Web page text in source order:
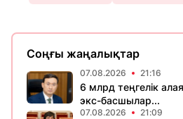
Соңғы жаңалықтар
07.08.2026 21:16
6 млрд теңгелік
экс-басшылар...
07.08.2026 21:09